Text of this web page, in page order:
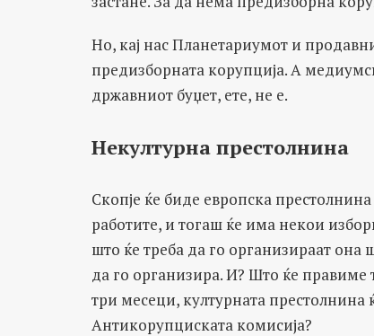
Но, кај нас Планетариумот и
предизборната корупција. А
државниот буџет, ете, не е.
Некултурна престолнина
Скопје ќе биде европска
работите, и тогаш ќе има некои
што ќе треба да го организираат
да го организира. И? Што ќе правиме
три месеци, културната престолнина
Антикорупциската комисија?